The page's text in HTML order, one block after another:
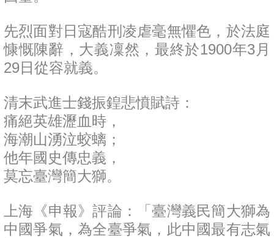
先烈面對日寇酷刑凌虐毫無懼色，於法庭
慷慨陳辭，大義凜然，最終於1900年3月
29日從容就義。
清末武進士錢振鍠悲憤賦詩：
痛絕英雄瀝血時，
海潮山湧泣蛟螭；
他年國史傳忠義，
莫忘臺灣簡大獅。
上海《申報》評論：「臺灣義民簡大獅為
中國爭氣，為全臺爭氣，此中國最有志氣